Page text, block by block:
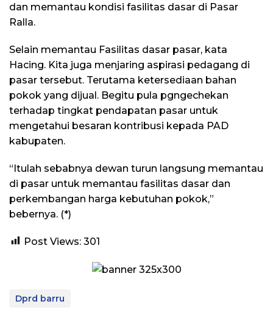
dan memantau kondisi fasilitas dasar di Pasar
Ralla.
Selain memantau Fasilitas dasar pasar, kata
Hacing. Kita juga menjaring aspirasi pedagang di
pasar tersebut. Terutama ketersediaan bahan
pokok yang dijual. Begitu pula pgngechekan
terhadap tingkat pendapatan pasar untuk
mengetahui besaran kontribusi kepada PAD
kabupaten.
“Itulah sebabnya dewan turun langsung memantau
di pasar untuk memantau fasilitas dasar dan
perkembangan harga kebutuhan pokok,”
bebernya. (*)
Post Views: 301
Dprd barru